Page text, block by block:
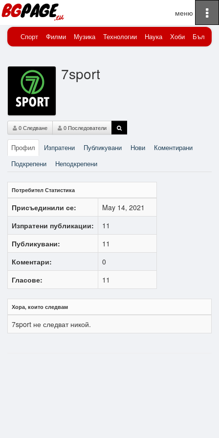
Начало 7sport
Спорт Филми Музика Технологии Наука Хоби
7sport
0 Следване 0 Последователи
Профил Изпратени Публикувани Нови
Коментирани
Подкрепени
Неподкрепени
Потребител Статистика
Присъединили се:
May 14, 2021
Изпратени публикации:
11
Публикувани:
11
Коментари:
0
Гласове:
11
Хора, които следвам
7sport не следват никой.